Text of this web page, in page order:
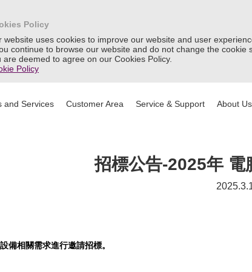
Policy
website uses cookies to improve our website and user
continue to browse our website and do not change the cookie
are deemed to agree on our Cookies Policy.
Policy
and Services Customer Area Service & Support About Us
招標公告-2025年 電
備相關需求進行邀請招標。